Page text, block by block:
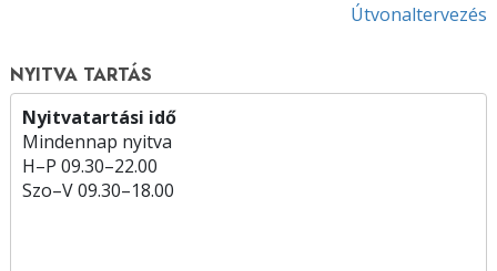
Útvonaltervezés
NYITVA TARTÁS
Nyitvatartási idő
Mindennap nyitva
H–P 09.30–22.00
Szo–V09.30–18.00